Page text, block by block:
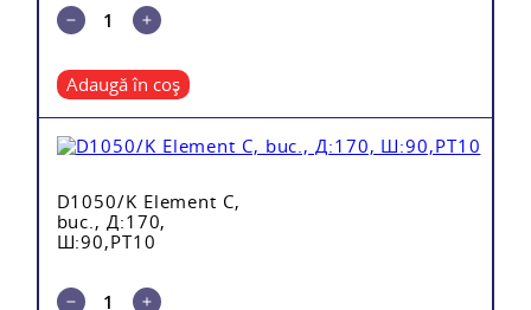
Adaugă în coș
D1050/K Element C,
buc., Д:170,
Ш:90,PT10